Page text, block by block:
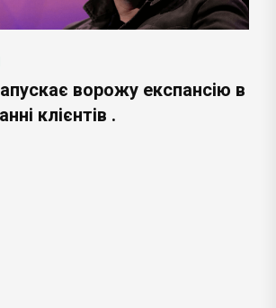
ворожу експансію в
клієнтів .